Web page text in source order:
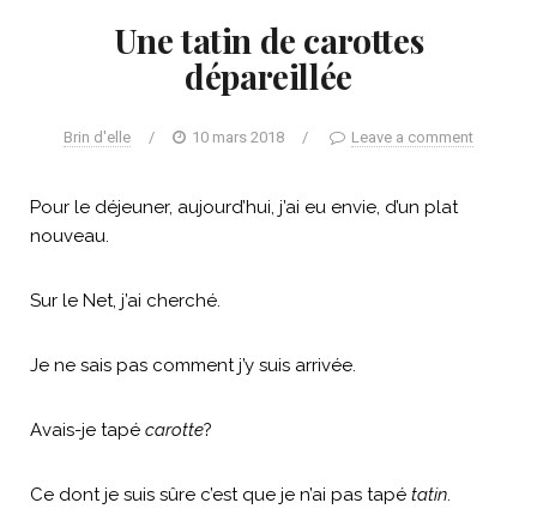
Une tatin de carottes
dépareillée
Brin d'elle / 10 mars 2018 / Leave a comment
Pour le déjeuner, aujourd’hui, j’ai eu envie, d’un plat
nouveau.
Sur le Net, j’ai cherché.
Je ne sais pas comment j’y suis arrivée.
Avais-je tapé carotte?
Ce dont je suis sûre c’est que je n’ai pas tapé tatin.